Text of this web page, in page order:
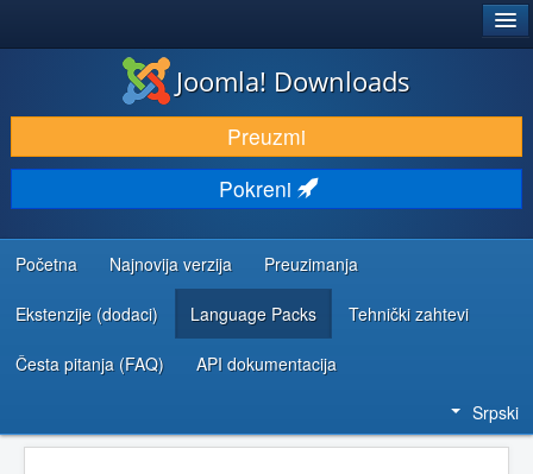
PREUZIMANJE I PROŠIRENJA (EKSTENZIJE)
OTKRIJTE I NAUČITE
ZAJEDNICA I PODRŠKA
RESURSI ZA RAZVOJ
Joomla! Downloads
Preuzmi
Pokreni
Početna Najnovija verzija Preuzimanja
Ekstenzije (dodaci) Language Packs Tehnički zahtevi
Česta pitanja (FAQ) API dokumentacija
Srpski